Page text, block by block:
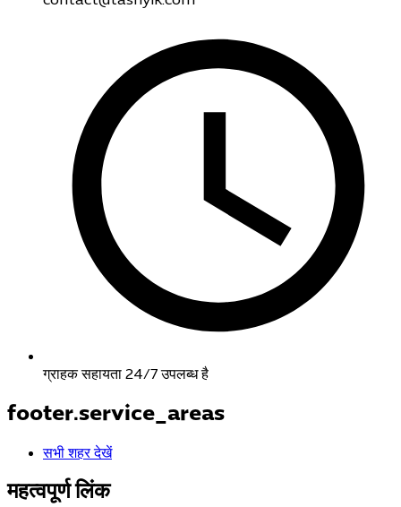
ग्राहक सहायता 24/7 उपलब्ध है
footer.service_areas
सभी शहर देखें
महत्वपूर्ण लिंक